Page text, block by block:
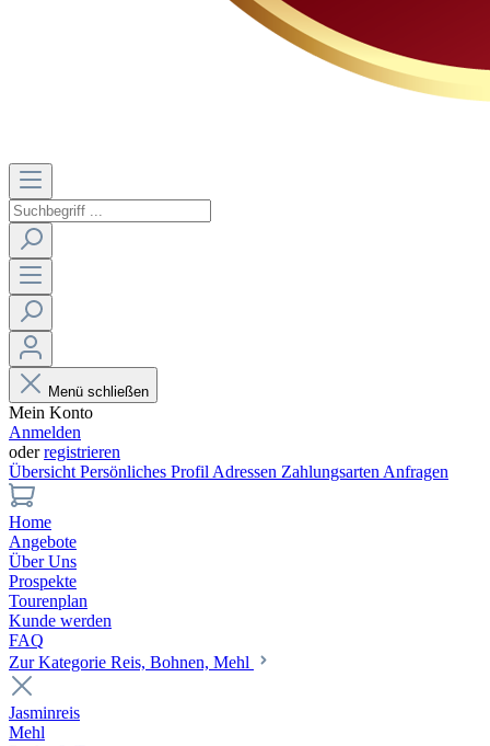
Menü schließen
Mein Konto
Anmelden
oderregistrieren
Übersicht Persönliches Profil Adressen Zahlungsarten Anfragen
Home
Angebote
Über Uns
Prospekte
Tourenplan
Kunde werden
FAQ
Zur Kategorie Reis, Bohnen, Mehl
Jasminreis
Mehl